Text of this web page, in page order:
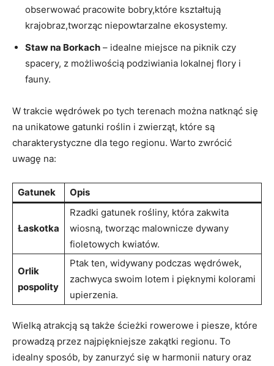
obserwować pracowite bobry,które ​kształtują
krajobraz,tworząc niepowtarzalne ekosystemy.
Staw na Borkach – idealne ​miejsce​ na piknik czy
spacery, z ‌możliwością ‍podziwiania lokalnej flory i
fauny.
W trakcie wędrówek ⁤po tych terenach można ​natknąć się
na ⁢unikatowe gatunki roślin i zwierząt, które są
charakterystyczne ‍dla tego⁢ regionu. Warto zwrócić ​
uwagę na:
Gatunek Opis
Łaskotka
Rzadki gatunek rośliny, która zakwita
wiosną, tworząc ​malownicze‌ dywany
fioletowych kwiatów.
Orlik
pospolity
Ptak ten, widywany‍ podczas wędrówek,
zachwyca swoim lotem i pięknymi kolorami
upierzenia.
Wielką atrakcją są także ścieżki⁢ rowerowe ‍i piesze, ⁢które
prowadzą​ przez najpiękniejsze zakątki regionu.⁣ To
idealny ​sposób, ⁣by zanurzyć się⁢ w ⁣harmonii​ natury oraz